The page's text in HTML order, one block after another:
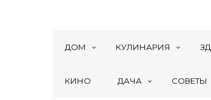
ДОМ КУЛИНАРИЯ
КИНО ДАЧА СОВЕТЫ